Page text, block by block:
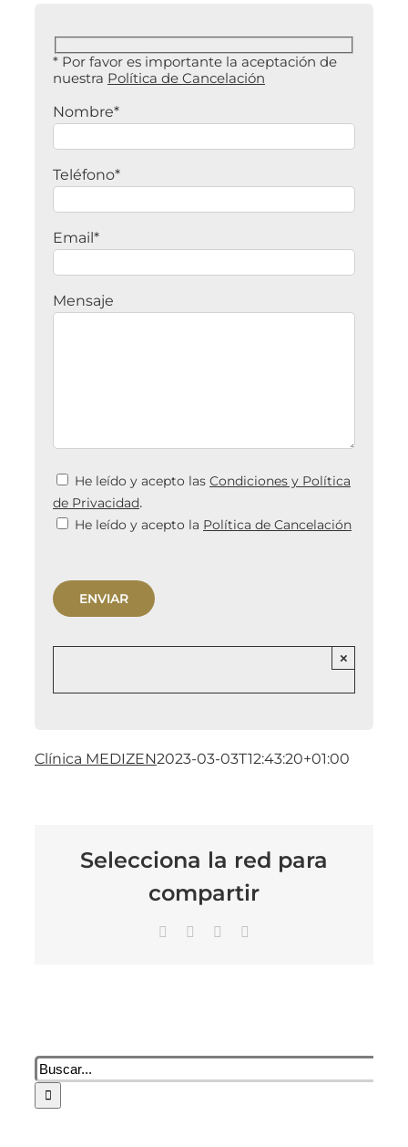
* Por favor es importante la aceptación de
nuestra Política de Cancelación
Nombre*
Teléfono*
Email*
Mensaje
He leído y acepto las Condiciones y Política
de Privacidad.
He leído y acepto la Política de Cancelación
×
Clínica MEDIZEN2023-03-03T12:43:20+01:00
Selecciona la red para
compartir
Facebook LinkedIn
Buscar: